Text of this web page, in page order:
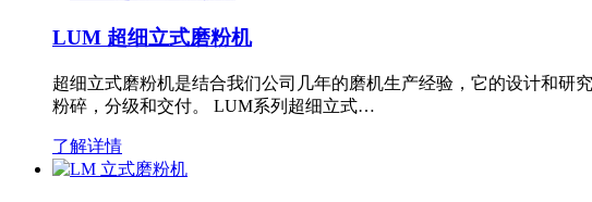
LUM 超细立式磨粉机
超细立式磨粉机是结合我们公司几年的磨机生产经验，它的设计和研
粉碎，分级和交付。 LUM系列超细立式…
了解详情